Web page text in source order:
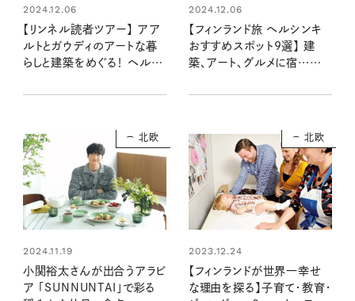
2024.12.06
【リンネル読者ツアー】 アア
ルトとガウディのアートな暮
らしと建築をめぐる！ ヘルシ
旅で素敵な思い出を
2024.12.06
【フィンランド旅 ヘルシンキ
おすすめスポット9選】 建
築、アート、グルメに宿…何
をモデル・kazumiさんが巡
北欧
2024.11.19
小関裕太さんが出合うアラビ
ア 「SUNNUNTAI」で彩る
北欧
2023.12.24
【フィンランドが世界一幸せ
な理由を探る】子育て・教育・